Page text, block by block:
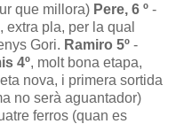
que millora) Pere, 6 º -
pla, per la qual
Gori. Ramiro 5º -
4º, molt bona etapa,
nova, i primera sortida
no serà aguantador)
ferros (quan es